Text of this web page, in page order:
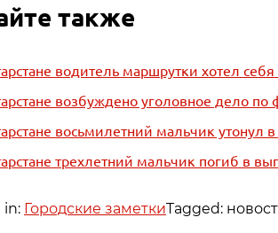
также
водитель маршрутки хотел
возбуждено уголовное дело
восьмилетний мальчик утонул
трехлетний мальчик погиб в
in: Городские заметкиTagged: